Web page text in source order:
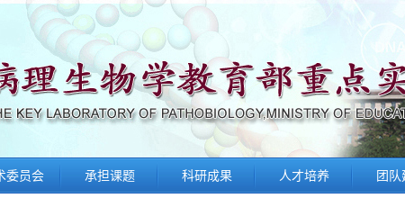
委员会 承担课题 科研成果 人才培养 团队